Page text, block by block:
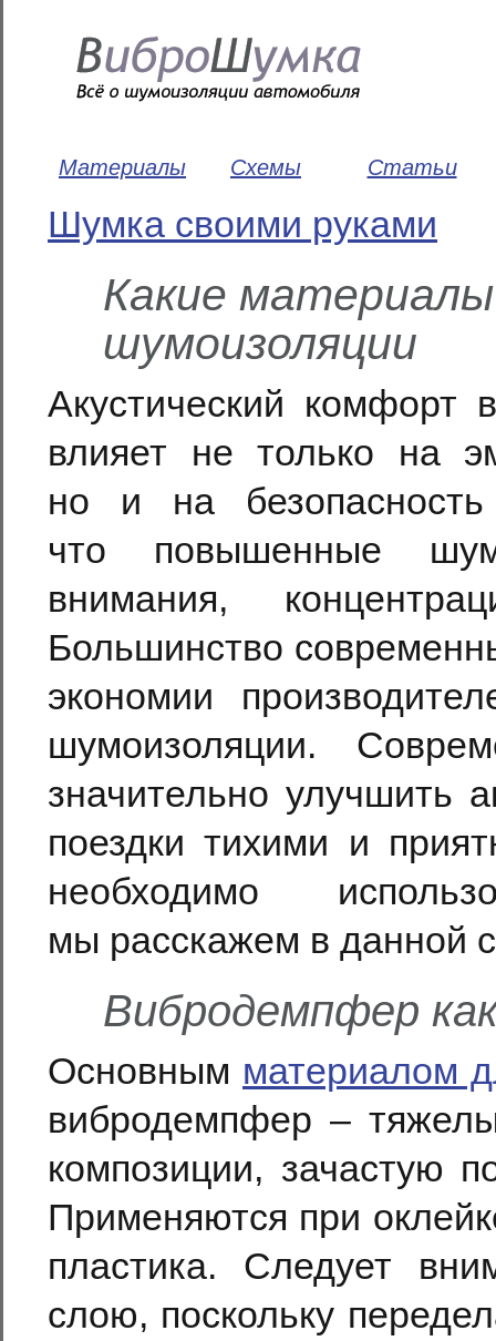
Шумка своими руками
Какие
шумоизоляции
Акустический комфорт
влияет не только на
но и на
что повышенные
внимания,
Большинство
экономии
шумоизоляции.
значительно улучшить
поездки тихими и
необходимо
мы расскажем в данной
Вибродемпфер
Основным материалом
вибродемпфер –
композиции, зачастую
Применяются при
пластика. Следует
слою, поскольку
Материалы Схемы Статьи